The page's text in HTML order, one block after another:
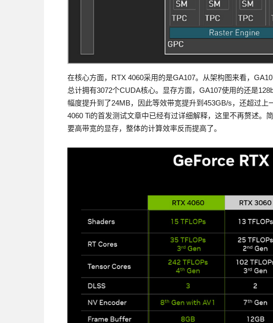
在核心方面，RTX 4060采用的是GA107。从架构图来看，
总计拥有3072个CUDA核心。显存方面，GA107使用的还是
幅度提升到了24MB，因此等效带宽提升到453GB/s，还超过
4060 Ti的首发测试文章中已经有过详细解释，这里不再赘述。
要高带宽的显存，整体的计算效率反而提高了。